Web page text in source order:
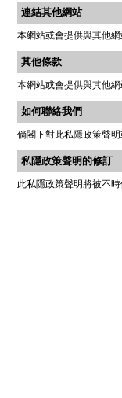
連結其他網站
本網站或會提供與其他
其他條款
本網站或會提供與其他
如何聯絡我們
倘閣下對此私隱政策聲
私隱政策聲明的修訂
此私隱政策聲明將被不